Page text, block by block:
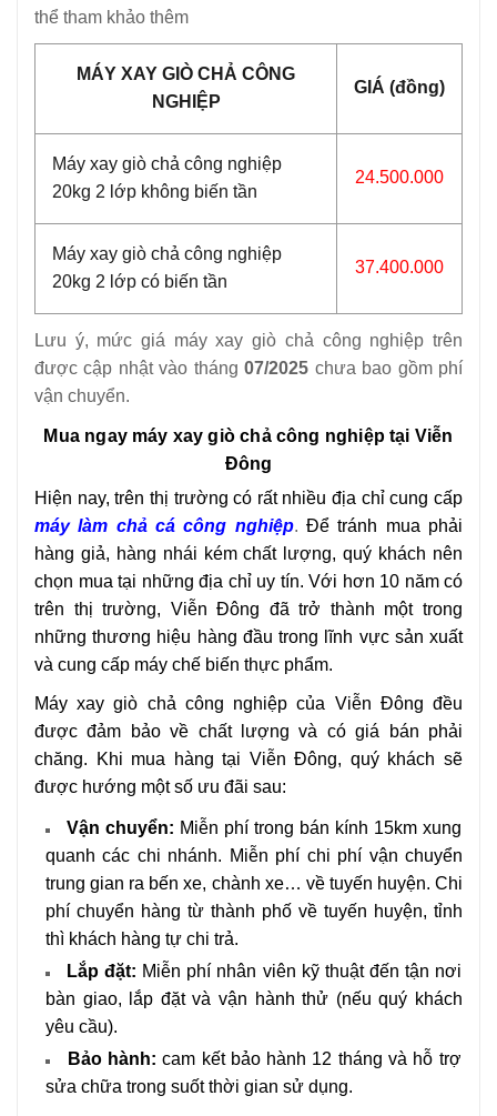
thể tham khảo thêm
MÁY XAY GIÒ CHẢ CÔNG
NGHIỆP
GIÁ (đồng)
Máy xay giò chả công nghiệp
20kg 2 lớp không biến tần
24.500.000
Máy xay giò chả công nghiệp
20kg 2 lớp có biến tần
37.400.000
Lưu ý, mức giá máy xay giò chả công nghiệp trên
được cập nhật vào tháng07/2025 chưa bao gồm phí
vận chuyển.
Mua ngay máy xay giò chả công nghiệp tại Viễn
Đông
Hiện nay, trên thị trường có rất nhiều địa chỉ cung cấp
máy làm chả cá công nghiệp.Để tránh mua phải
hàng giả, hàng nhái kém chất lượng, quý khách nên
chọn mua tại những địa chỉ uy tín. Với hơn 10 năm có
trên thị trường, Viễn Đông đã trở thành một trong
những thương hiệu hàng đầu trong lĩnh vực sản xuất
và cung cấp máy chế biến thực phẩm.
Máy xay giò chả công nghiệp của Viễn Đông đều
được đảm bảo về chất lượng và có giá bán phải
chăng. Khi mua hàng tại Viễn Đông, quý khách sẽ
được hướng một số ưu đãi sau:
Vận chuyển: Miễn phí trong bán kính 15km xung
quanh các chi nhánh. Miễn phí chi phí vận chuyển
trung gian ra bến xe, chành xe… về tuyến huyện. Chi
phí chuyển hàng từ thành phố về tuyến huyện, tỉnh
thì khách hàng tự chi trả.
Lắp đặt: Miễn phí nhân viên kỹ thuật đến tận nơi
bàn giao, lắp đặt và vận hành thử (nếu quý khách
yêu cầu).
Bảo hành: cam kết bảo hành 12 tháng và hỗ trợ
sửa chữa trong suốt thời gian sử dụng.